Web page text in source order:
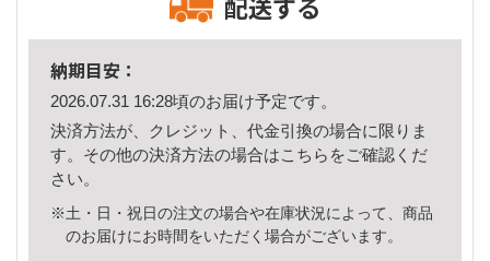
納期目安：
2026.07.31 16:28頃のお届け予定です。
決済方法が、クレジット、代金引換の場合に限りま
す。その他の決済方法の場合はこちら をご確認くだ
さい。
※土・日・祝日の注文の場合や在庫状況によって、商品
のお届けにお時間をいただく場合がございます。